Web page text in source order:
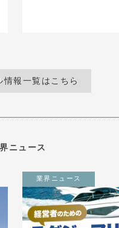
情報一覧はこちら
ニュース
業界ニュース